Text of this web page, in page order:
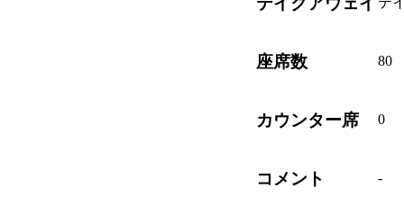
座席数 80
カウンター席 0
コメント -